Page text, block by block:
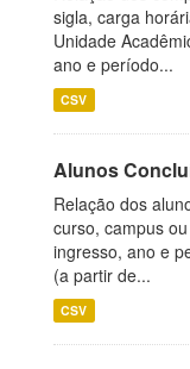
sigla, carga
Unidade
ano e período...
CSV
Alunos
Relação dos
curso, campus
ingresso, ano e
(a partir de...
CSV